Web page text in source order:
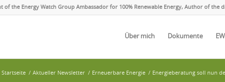
of the Energy Watch Group Ambassador for 100% Renewable Energy, Author of the
Über mich Dokumente
Startseite / Aktueller Newsletter / Erneuerbare Energie / Energieberatung soll nun